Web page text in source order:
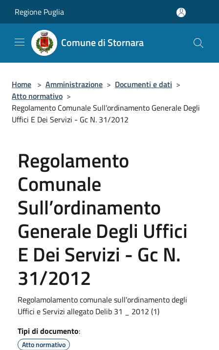
Regione Puglia
Comune di Stornara
Home > Amministrazione > Documenti e dati >
Atto normativo >
Regolamento Comunale Sull’ordinamento Generale Degli
Uffici E Dei Servizi - Gc N. 31/2012
Regolamento
Comunale
Sull’ordinamento
Generale Degli Uffici
E Dei Servizi - Gc N.
31/2012
Regolamolamento comunale sull'ordinamento degli
Uffici e Servizi allegato Delib 31 _ 2012 (1)
Tipi di documento:
Atto normativo